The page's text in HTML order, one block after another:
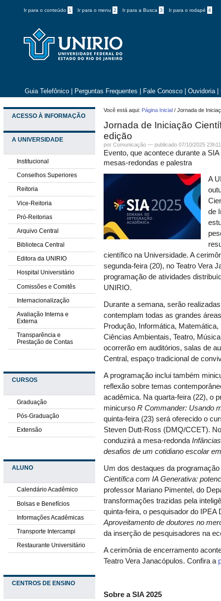
Ir para o conteúdo 1 Ir para o menu 2 Ir para a Busca 3 Ir para o rodapé 4
Guia Telefônico Perguntas Frequentes Fale Conosco Ouvidoria
ACESSO À INFORMAÇÃO
A UNIVERSIDADE
Institucional
Conselhos Superiores
Reitoria
Vice-Reitoria
Pró-Reitorias
Arquivo Central
Biblioteca Central
Editora da UNIRIO
Hospital Universitário
Comissões e Comitês
Internacionalização
Avaliação Interna e
Externa
Transparência e
Prestação de Contas
CURSOS
Graduação
Pós-Graduação
Extensão
ALUNO
Calendário Acadêmico
Bolsas e Benefícios
Informações Acadêmicas
Transporte Intercampi
Restaurante Universitário
CENTROS DE ENSINO
Você está aqui: Página Inicial /Jornada de
Jornada de Iniciação
edição
porComunicação —publicado 07/10/2025
Evento, que acontece durante a
mesas-redondas e palestra
A
de
científico na Universidade. A
segunda-feira (20), no Teatro Vera
programação de atividades
UNIRIO.
Durante a semana, serão
contemplam todas as grandes
Produção, Informática,
Ciências Ambientais, Teatro,
ocorrerão em auditórios, salas de
Central, espaço tradicional de
A programação inclui também
reflexão sobre temas
acadêmica. Na quarta-feira (22), o
minicursoR Commander: Usando
quinta-feira (23) será oferecido o
Steven Dutt-Ross (DMQ/CCET).
conduzirá a mesa-redonda
desafios de um cotidiano escolar
Um dos destaques da
Científica com IA Generativa:
professor Mariano Pimentel, do
transformações trazidas pela
quinta-feira, o pesquisador do
Aproveitamento de doutores no
da inserção de pesquisadores na
A cerimônia de encerramento
Teatro Vera Janacópulos. Confira a
Sobre a SIA 2025